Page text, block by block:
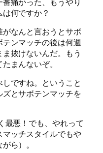
何ですか？
なんと言おうとサボ
ンマッチの後は何週
抜けないんだ。もう
まんないぞ。
ですね。ということ
とサボテンマッチを
悪！でも、やれって
ッチスタイルでもや
ら）。